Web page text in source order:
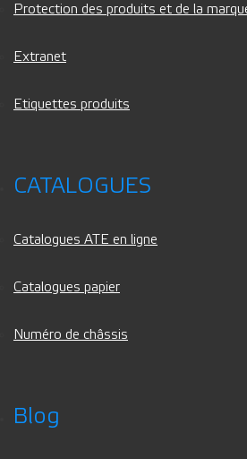
Protection des produits et de la
Extranet
Etiquettes produits
CATALOGUES
Catalogues ATE en ligne
Catalogues papier
Numéro de châssis
Blog